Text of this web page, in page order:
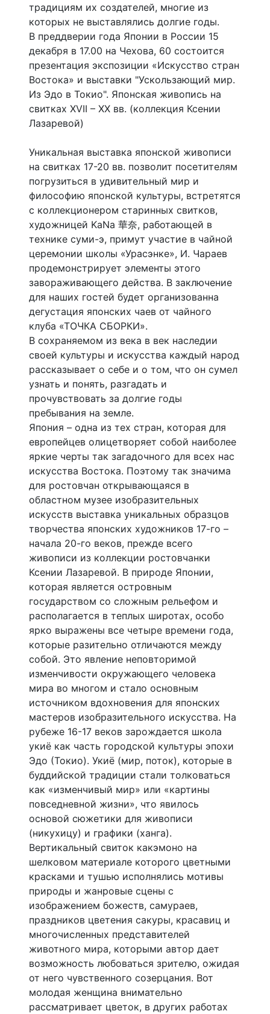
традициям их создателей, многие из
которых не выставлялись долгие годы.
В преддверии года Японии в России 15
декабря в 17.00 на Чехова, 60 состоится
презентация экспозиции «Искусство стран
Востока» и выставки "Ускользающий мир.
Из Эдо в Токио". Японская живопись на
свитках XVII – XX вв. (коллекция Ксении
Лазаревой)
Уникальная выставка японской живописи
на свитках 17-20 вв. позволит посетителям
погрузиться в удивительный мир и
философию японской культуры, встретятся
с коллекционером старинных свитков,
художницей KaNa 華奈, работающей в
технике суми-э, примут участие в чайной
церемонии школы «Урасэнке», И. Чараев
продемонстрирует элементы этого
завораживающего действа. В заключение
для наших гостей будет организованна
дегустация японских чаев от чайного
клуба «ТОЧКА СБОРКИ».
В сохраняемом из века в век наследии
своей культуры и искусства каждый народ
рассказывает о себе и о том, что он сумел
узнать и понять, разгадать и
прочувствовать за долгие годы
пребывания на земле.
Япония – одна из тех стран, которая для
европейцев олицетворяет собой наиболее
яркие черты так загадочного для всех нас
искусства Востока. Поэтому так значима
для ростовчан открывающаяся в
областном музее изобразительных
искусств выставка уникальных образцов
творчества японских художников 17-го –
начала 20-го веков, прежде всего
живописи из коллекции ростовчанки
Ксении Лазаревой. В природе Японии,
которая является островным
государством со сложным рельефом и
располагается в теплых широтах, особо
ярко выражены все четыре времени года,
которые разительно отличаются между
собой. Это явление неповторимой
изменчивости окружающего человека
мира во многом и стало основным
источником вдохновения для японских
мастеров изобразительного искусства. На
рубеже 16-17 веков зарождается школа
укиё как часть городской культуры эпохи
Эдо (Токио). Укиё (мир, поток), которые в
буддийской традиции стали толковаться
как «изменчивый мир» или «картины
повседневной жизни», что явилось
основой сюжетики для живописи
(никухицу) и графики (ханга).
Вертикальный свиток какэмоно на
шелковом материале которого цветными
красками и тушью исполнялись мотивы
природы и жанровые сцены с
изображением божеств, самураев,
праздников цветения сакуры, красавиц и
многочисленных представителей
животного мира, которыми автор дает
возможность любоваться зрителю, ожидая
от него чувственного созерцания. Вот
молодая женщина внимательно
рассматривает цветок, в других работах